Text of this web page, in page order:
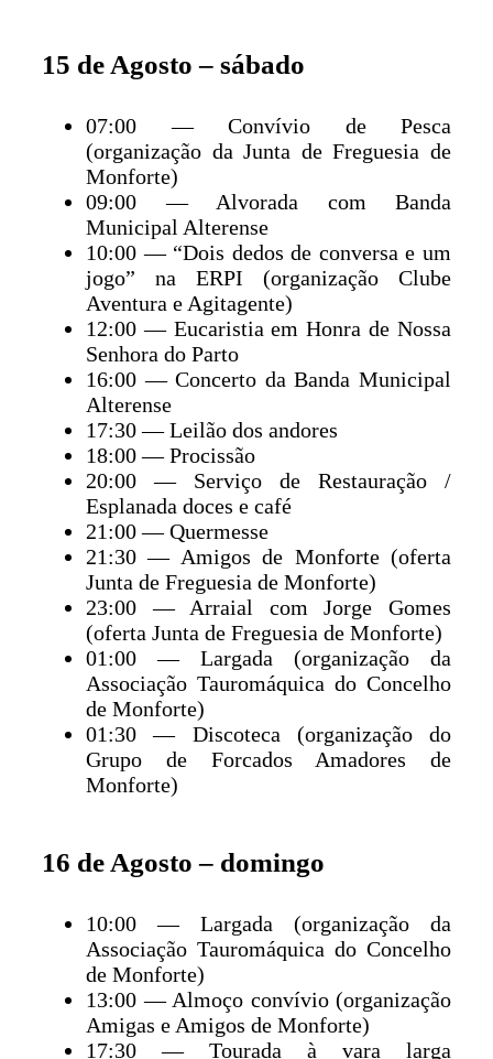
15 de Agosto – sábado
07:00 — Convívio de Pesca
(organização da Junta de Freguesia de
Monforte)
09:00 — Alvorada com Banda
Municipal Alterense
10:00 — “Dois dedos de conversa e um
jogo” na ERPI (organização Clube
Aventura e Agitagente)
12:00 — Eucaristia em Honra de Nossa
Senhora do Parto
16:00 — Concerto da Banda Municipal
Alterense
17:30 — Leilão dos andores
18:00 — Procissão
20:00 — Serviço de Restauração /
Esplanada doces e café
21:00 — Quermesse
21:30 — Amigos de Monforte (oferta
Junta de Freguesia de Monforte)
23:00 — Arraial com Jorge Gomes
(oferta Junta de Freguesia de Monforte)
01:00 — Largada (organização da
Associação Tauromáquica do Concelho
de Monforte)
01:30 — Discoteca (organização do
Grupo de Forcados Amadores de
Monforte)
16 de Agosto – domingo
10:00 — Largada (organização da
Associação Tauromáquica do Concelho
de Monforte)
13:00 — Almoço convívio (organização
Amigas e Amigos de Monforte)
17:30 — Tourada à vara larga